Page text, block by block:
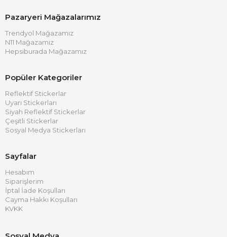
Pazaryeri Mağazalarımız
Trendyol Mağazamız
N11 Mağazamız
Hepsiburada Mağazamız
Popüler Kategoriler
Reflektif Stickerlar
Uyarı Stickerları
Siyah Reflektif Stickerlar
Çeşitli Stickerlar
Sosyal Medya Stickerları
Sayfalar
Hesabım
Siparişlerim
İptal İade Koşulları
Cayma Hakkı Koşulları
KVKK